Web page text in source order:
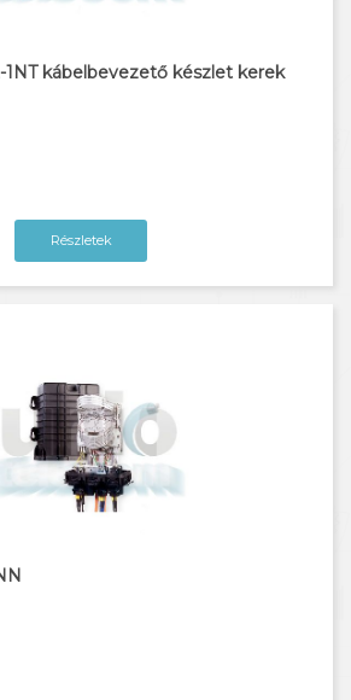
1NT kábelbevezető készlet kerek
Részletek